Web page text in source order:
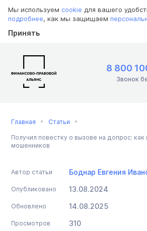
Мы используем cookie для вашего
подробнее, как мы защищаем
Принять
8 800
Звонок
Главная Статьи
Получил повестку о вызове на допрос: как
мошенников
Автор статьи Боднар Евгения
Опубликовано 13.08.2024
Обновлено 14.08.2025
Просмотров 310